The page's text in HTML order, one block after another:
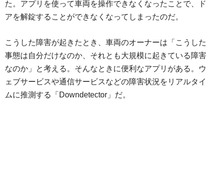
た。アプリを使って車両を操作できなくなったことで、ド
アを解錠することができなくなってしまったのだ。
こうした障害が起きたとき、車両のオーナーは「こうした
事態は自分だけなのか、それとも大規模に起きている障害
なのか」と考える。そんなときに便利なアプリがある。ウ
ェブサービスや通信サービスなどの障害状況をリアルタイ
ムに推測する「Downdetector」だ。